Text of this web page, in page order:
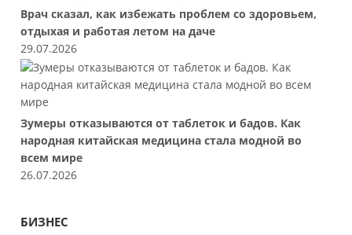
Врач сказал, как избежать проблем со здоровьем,
отдыхая и работая летом на даче
29.07.2026
Зумеры отказываются от таблеток и бадов. Как
народная китайская медицина стала модной во
всем мире
26.07.2026
БИЗНЕС